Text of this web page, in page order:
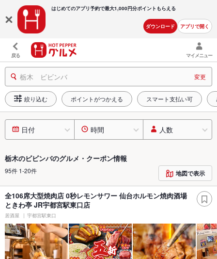
はじめてのアプリ予約で最大1,000円分ポイントもらえる
ダウンロード アプリで開く
戻る マイメニュー
栃木 ビビンバ 変更
絞り込む ポイントがつかえる スマート支払い可
日付 時間 人数
栃木のビビンバのグルメ・クーポン情報
95件 1-20件 地図で表示
全106席大型焼肉店 0秒レモンサワー 仙台ホルモン焼肉酒場
ときわ亭 JR宇都宮駅東口店
居酒屋 宇都宮駅東口